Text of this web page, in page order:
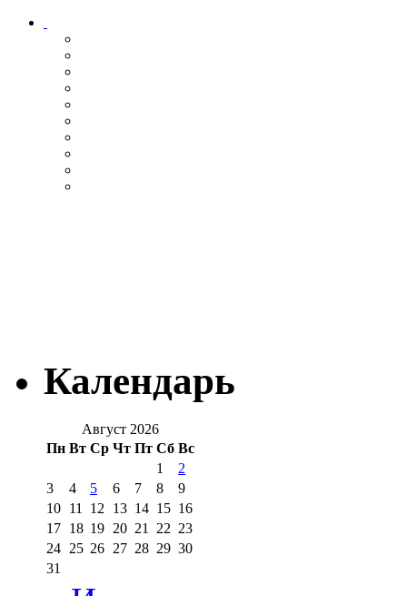
Календарь
Август 2026
Пн Вт Ср Чт Пт Сб Вс
1
2
3
4 5 6 7 8
9
10 11 12 13 14 15 16
17 18 19 20 21 22 23
24 25 26 27 28 29 30
31